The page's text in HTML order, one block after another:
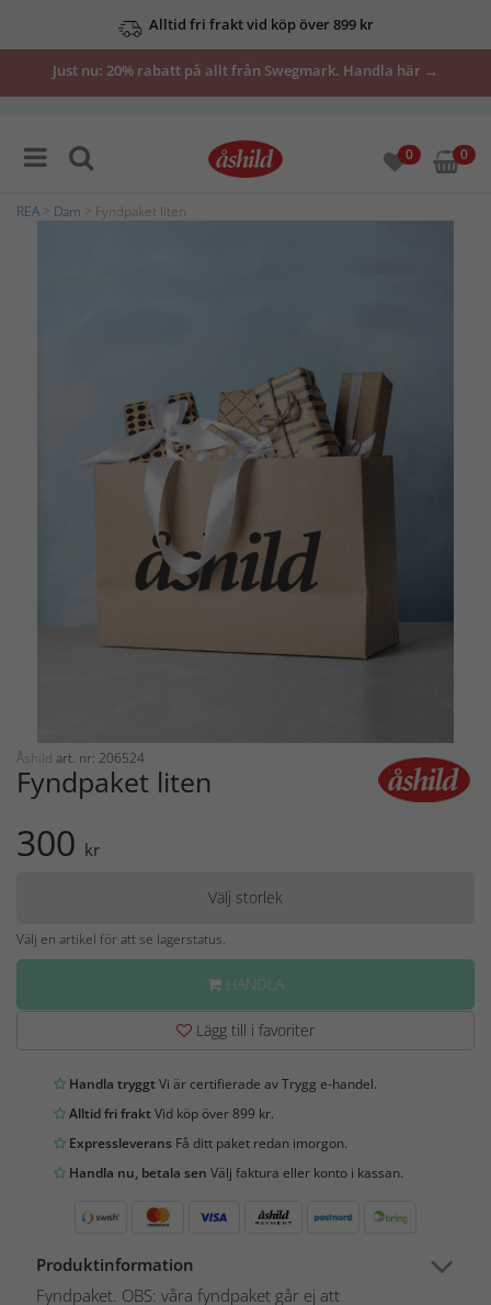
Alltid fri frakt vid köp över 899 kr
Just nu: 20% rabatt på allt från Swegmark. Handla här →
0 0
REA Dam > Fyndpaket liten
Åshild art. nr: 206524
Fyndpaket liten
300 kr
Välj storlek
Välj en artikel för att se lagerstatus.
HANDLA
Lägg till i favoriter
Handla tryggtVi är certifierade av Trygg e-handel.
Alltid fri fraktVid köp över 899 kr.
Expressleverans Få ditt paket redan imorgon.
Handla nu, betala sen Välj faktura eller konto i kassan.
Produktinformation
Fyndpaket. OBS: våra fyndpaket går ej att